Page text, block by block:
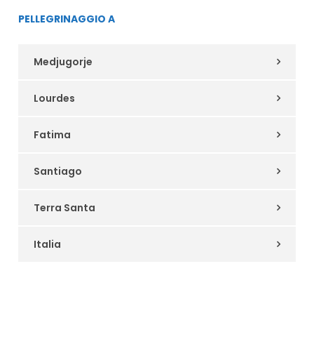
PELLEGRINAGGIO A
Medjugorje
Lourdes
Fatima
Santiago
Terra Santa
Italia